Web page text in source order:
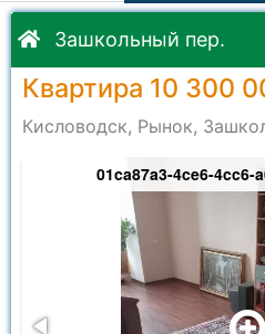
Зашкольный пер.
Квартира 10 300
Кисловодск, Рынок,
01ca87a3-4ce6-4cc6-